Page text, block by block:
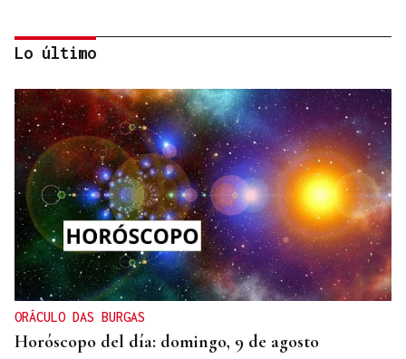
CANEDO
Un herido en la colisión entre dos coches en la
entrada a las termas de Outariz
Lo último
ORÁCULO DAS BURGAS
Horóscopo del día: domingo, 9 de agosto